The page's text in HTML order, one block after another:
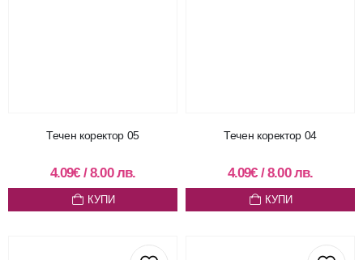
Течен коректор 05
4.09€ /8.00лв.
КУПИ
Течен коректор 04
4.09€ /8.00лв.
КУПИ